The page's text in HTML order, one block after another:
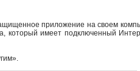
приложение на своем
который имеет подключенный